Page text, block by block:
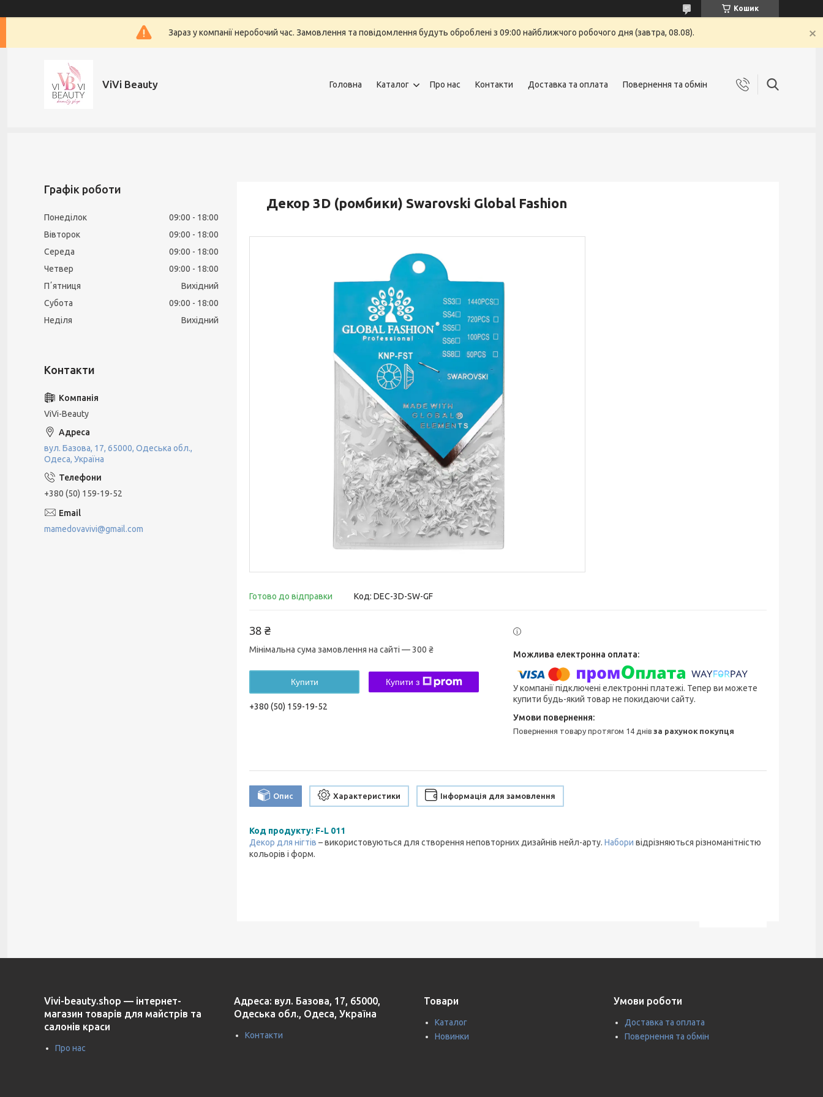
Кошик
Зараз у компанії неробочий час. Замовлення та повідомлення будуть оброблені з 09:00 найближчого робочого дня (завтра, 08.08).
ViVi Beauty Головна Каталог Про нас Контакти Доставка та оплата Повернення та обмін
Декор 3D (ромбики) Swarovski Global Fashion
Готово до відправки Код: DEC-3D-SW-GF
38 ₴
Мінімальна сума замовлення на сайті — 300 ₴
Купити Купити з
+380 (50) 159-19-52
У компанії підключені електронні платежі. Тепер ви можете
купити будь-який товар не покидаючи сайту.
повернення товару протягом 14 днівза рахунок покупця
Опис Характеристики Інформація для замовлення
Код продукту: F-L 011
Декор для нігтів – використовуються для створення неповторних дизайнів нейл-арту. Набори відрізняються різноманітністю
кольорів і форм.
Графік роботи
Понеділок 09:00
18:00
Вівторок
09:00
18:00
Середа
09:00
18:00
Четвер
09:00
18:00
Пʼятниця
Вихідний
Субота
09:00
18:00
Неділя
Вихідний
ViVi-Beauty
вул. Базова, 17, 65000, Одеська обл.,
Одеса, Україна
+380 (50) 159-19-52
mamedovavivi@gmail.com
Vivi-beauty.shop — інтернет-
магазин товарів для майстрів та
салонів краси
Про нас
Адреса: вул. Базова, 17, 65000,
Одеська обл., Одеса, Україна
Контакти
Товари
Каталог
Новинки
Умови роботи
Доставка та оплата
Повернення та обмін